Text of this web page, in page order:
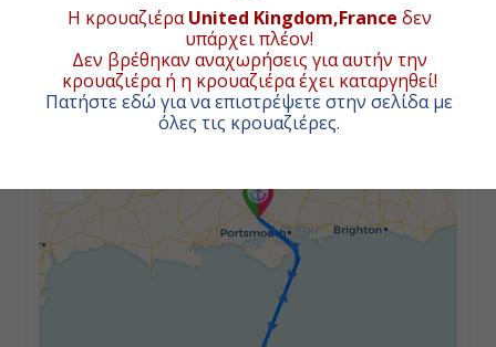
Η κρουαζιέραUnited Kingdom,France δεν
υπάρχει πλέον!
Δεν βρέθηκαν αναχωρήσεις για αυτήν την
κρουαζιέρα ή η κρουαζιέρα έχει καταργηθεί!
Πατήστε εδώ για να επιστρέψετε στην σελίδα με
όλες τις κρουαζιέρες.
Σαουθάμπτον (Λονδίνο), Αγγλία
07:00
Αποβίβαση
ΧΑΡΤΗΣ ΚΡΟΥΑΖΙΕΡΑΣ
Συνολική απόσταση κρουαζιέρας:174ναυτικά μίλια
(323χλμ.)
−